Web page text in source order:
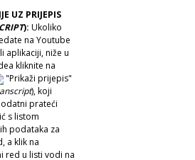
UZ PRIJEPIS
): Ukoliko
na Youtube
aplikaciji, niže u
kliknite na
"Prikaži prijepis"
), koji
prateći
s listom
podataka za
a klik na
red u listi vodi na